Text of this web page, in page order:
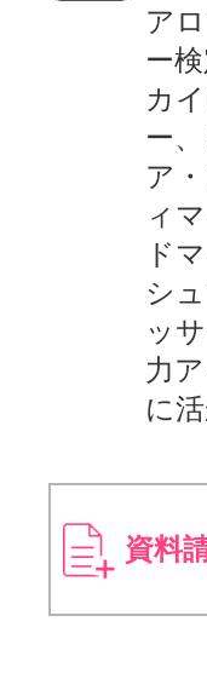
ア
ー
カ
ー
ア
ィ
ド
シ
ッ
力
に
資料